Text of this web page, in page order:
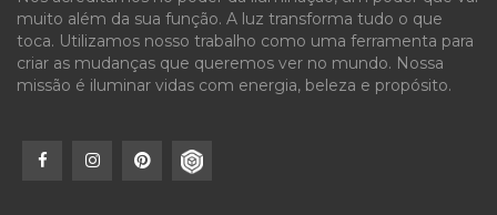
muito além da sua função. A luz transforma tudo o que
toca. Utilizamos nosso trabalho como uma ferramenta para
criar as mudanças que queremos ver no mundo. Nossa
missão é iluminar vidas com energia, beleza e propósito.